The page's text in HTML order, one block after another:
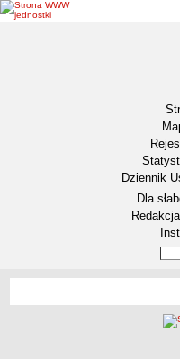
Dziennik
Menu
Dla